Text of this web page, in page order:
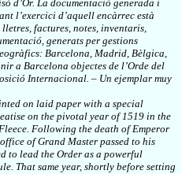
d’Or. La documentació generada i
l’exercici d’aquell encàrrec està
factures, notes, inventaris,
generats per gestions
Barcelona, Madrid, Bèlgica,
a Barcelona objectes de l’Orde del
Internacional. – Un ejemplar muy
on laid paper with a special
on the pivotal year of 1519 in the
Following the death of Emperor
of Grand Master passed to his
to lead the Order as a powerful
That same year, shortly before setting